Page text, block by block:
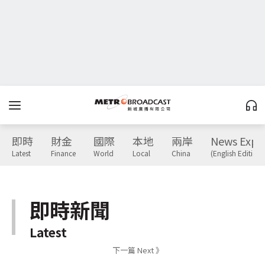
即時
Latest
財金
Finance
國際
World
本地
Local
兩岸
China
News
(English Edition)
即時新聞
Latest
下一篇 Next 》